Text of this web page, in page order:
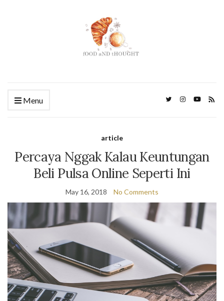
Menu
article
Percaya Nggak Kalau Keuntungan
Beli Pulsa Online Seperti Ini
May 16, 2018 No Comments